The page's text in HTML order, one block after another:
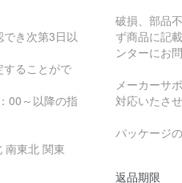
き次第3日以
ることがで
00～以降の指
南東北 関東
破損、部品
ず商品に記
ンターにお
メーカーサ
対応いたさ
パッケージ
返品期限